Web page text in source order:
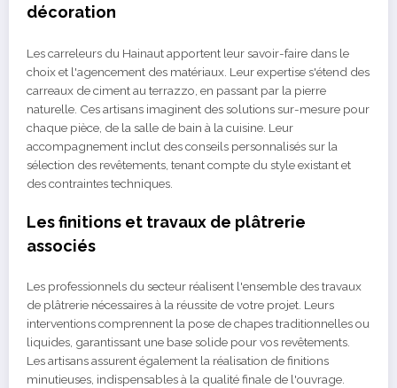
décoration
Les carreleurs du Hainaut apportent leur savoir-faire dans le
choix et l'agencement des matériaux. Leur expertise s'étend des
carreaux de ciment au terrazzo, en passant par la pierre
naturelle. Ces artisans imaginent des solutions sur-mesure pour
chaque pièce, de la salle de bain à la cuisine. Leur
accompagnement inclut des conseils personnalisés sur la
sélection des revêtements, tenant compte du style existant et
des contraintes techniques.
Les finitions et travaux de plâtrerie
associés
Les professionnels du secteur réalisent l'ensemble des travaux
de plâtrerie nécessaires à la réussite de votre projet. Leurs
interventions comprennent la pose de chapes traditionnelles ou
liquides, garantissant une base solide pour vos revêtements.
Les artisans assurent également la réalisation de finitions
minutieuses, indispensables à la qualité finale de l'ouvrage.